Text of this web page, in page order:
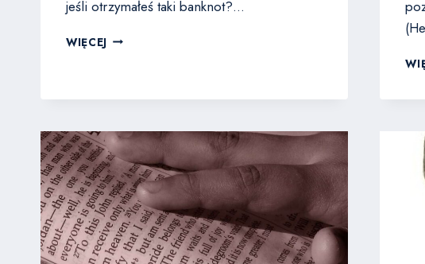
jeśli otrzymałeś taki banknot?…
WIĘCEJ DOSTAŁEM
I
MAM
Z
TYM
ZROBIĆ?